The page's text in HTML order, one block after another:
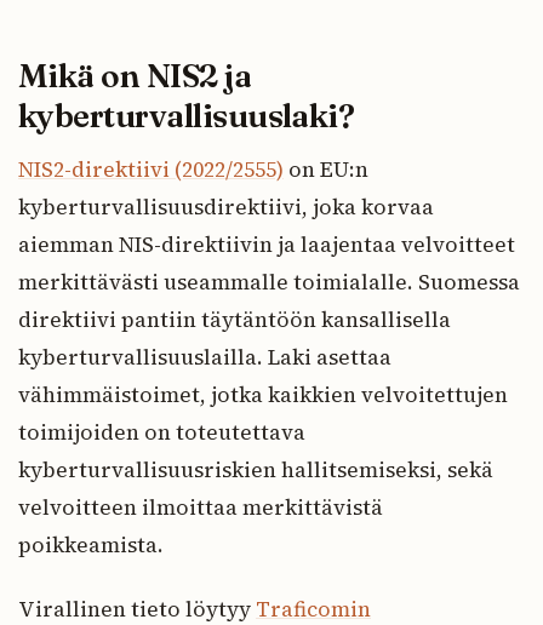
Mikä on NIS2 ja
kyberturvallisuuslaki?
NIS2-direktiivi (2022/2555) on EU:n
kyberturvallisuusdirektiivi, joka korvaa
aiemman NIS-direktiivin ja laajentaa velvoitteet
merkittävästi useammalle toimialalle. Suomessa
direktiivi pantiin täytäntöön kansallisella
kyberturvallisuuslailla. Laki asettaa
vähimmäistoimet, jotka kaikkien velvoitettujen
toimijoiden on toteutettava
kyberturvallisuusriskien hallitsemiseksi, sekä
velvoitteen ilmoittaa merkittävistä
poikkeamista.
Virallinen tieto löytyy Traficomin